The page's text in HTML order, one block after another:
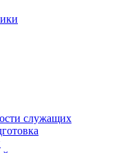
служащих